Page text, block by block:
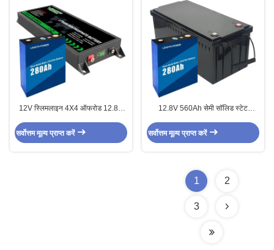
12V स्लिमलाइन 4X4 ऑफरोड 12.8V
बैटरी
सर्वोत्तम मूल्य प्राप्त करें
12.8V 560Ah सेमी सॉलिड स्टेट
सेमी-सॉलिड स्टेट बैटरी के लिए
सर्वोत्तम मूल्य प्राप्त करें
1 2
3